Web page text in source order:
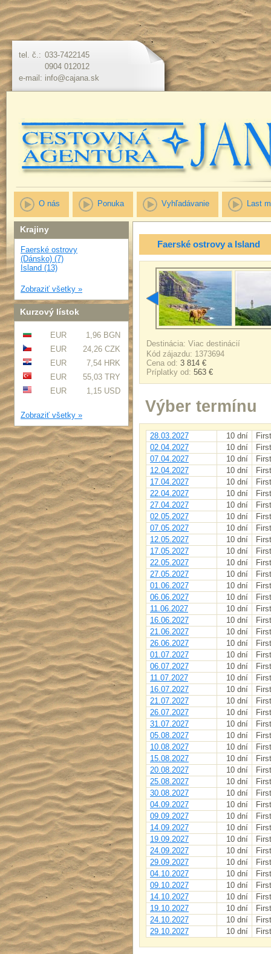
tel. č.: 033-7422145
0904 012012
e-mail: info@cajana.sk
O nás Ponuka Vyhľadávanie Last
Krajiny
Faerské ostrovy
(Dánsko) (7)
Island (13)
Zobraziť všetky »
Kurzový lístok
EUR
1,96 BGN
EUR
24,26 CZK
EUR
7,54 HRK
EUR
55,03 TRY
EUR
1,15 USD
Zobraziť všetky »
Faerské ostrovy a Island
Destinácia: Viac destinácií
Kód zájazdu: 1373694
Cena od: 3 814 €
Príplatky od: 563 €
Výber termínu
28.03.2027 10 dní
02.04.2027
10 dní
07.04.2027
10 dní
12.04.2027
10 dní
17.04.2027
10 dní
22.04.2027
10 dní
27.04.2027
10 dní
02.05.2027
10 dní
07.05.2027
10 dní
12.05.2027
10 dní
17.05.2027
10 dní
22.05.2027
10 dní
27.05.2027
10 dní
01.06.2027
10 dní
06.06.2027
10 dní
11.06.2027
10 dní
16.06.2027
10 dní
21.06.2027
10 dní
26.06.2027
10 dní
01.07.2027
10 dní
06.07.2027
10 dní
11.07.2027
10 dní
16.07.2027
10 dní
21.07.2027
10 dní
26.07.2027
10 dní
31.07.2027
10 dní
05.08.2027
10 dní
10.08.2027
10 dní
15.08.2027
10 dní
20.08.2027
10 dní
25.08.2027
10 dní
30.08.2027
10 dní
04.09.2027
10 dní
09.09.2027
10 dní
14.09.2027
10 dní
19.09.2027
10 dní
24.09.2027
10 dní
29.09.2027
10 dní
04.10.2027
10 dní
09.10.2027
10 dní
14.10.2027
10 dní
19.10.2027
10 dní
24.10.2027
10 dní
29.10.2027
10 dní